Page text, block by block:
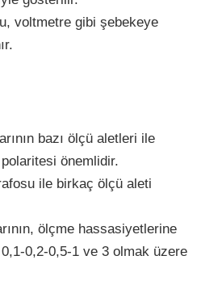
voltmetre gibi şebekeye
bazı ölçü aletleri ile
polaritesi önemlidir.
ile birkaç ölçü aleti
ölçme hassasiyetlerine
0,1-0,2-0,5-1 ve 3 olmak üzere